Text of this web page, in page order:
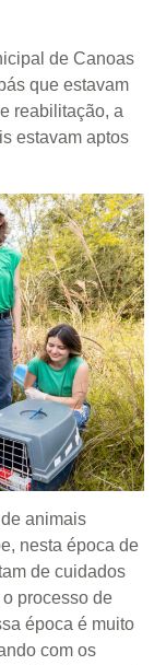
de Canoas
que estavam
reabilitação, a
estavam aptos
animais
nesta época de
de cuidados
processo de
época é muito
com os